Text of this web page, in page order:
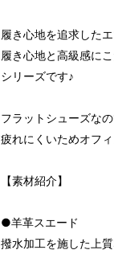
履き心地を追求した
履き心地と高級感に
シリーズです♪
フラットシューズな
疲れにくいためオフ
【素材紹介】
●羊革スエード
撥水加工を施した上